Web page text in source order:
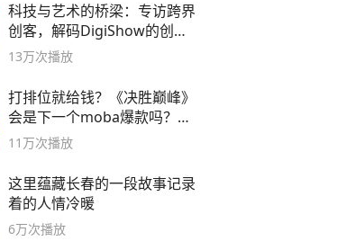
科技与艺术的桥梁：专访跨界
创客，解码DigiShow的创新
之路
13万次播放
打排位就给钱？《决胜巅峰》
会是下一个moba爆款吗？#
决胜巅峰
11万次播放
这里蕴藏长春的一段故事记录
着的人情冷暖
6万次播放